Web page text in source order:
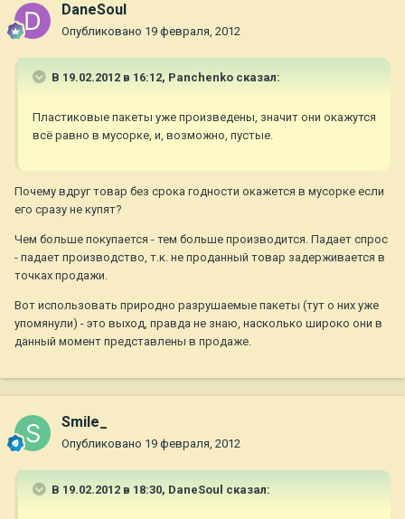
DaneSoul
Опубликовано 19 февраля, 2012
В 19.02.2012 в 16:12, Panchenko сказал:
Пластиковые пакеты уже произведены, значит они окажутся
всё равно в мусорке, и, возможно, пустые.
Почему вдруг товар без срока годности окажется в мусорке если
его сразу не купят?
Чем больше покупается - тем больше производится. Падает спрос
- падает производство, т.к. не проданный товар задерживается в
точках продажи.
Вот использовать природно разрушаемые пакеты (тут о них уже
упомянули) - это выход, правда не знаю, насколько широко они в
данный момент представлены в продаже.
Smile_
Опубликовано 19 февраля, 2012
В 19.02.2012 в 18:30, DaneSoul сказал: